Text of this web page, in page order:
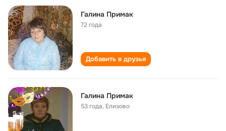
Галина Примак
72 года
Добавить в друзья
Галина Примак
53 года, Елизово